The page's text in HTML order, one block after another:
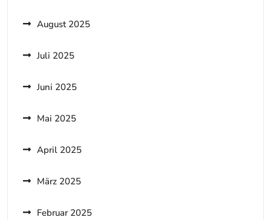
August 2025
Juli 2025
Juni 2025
Mai 2025
April 2025
März 2025
Februar 2025